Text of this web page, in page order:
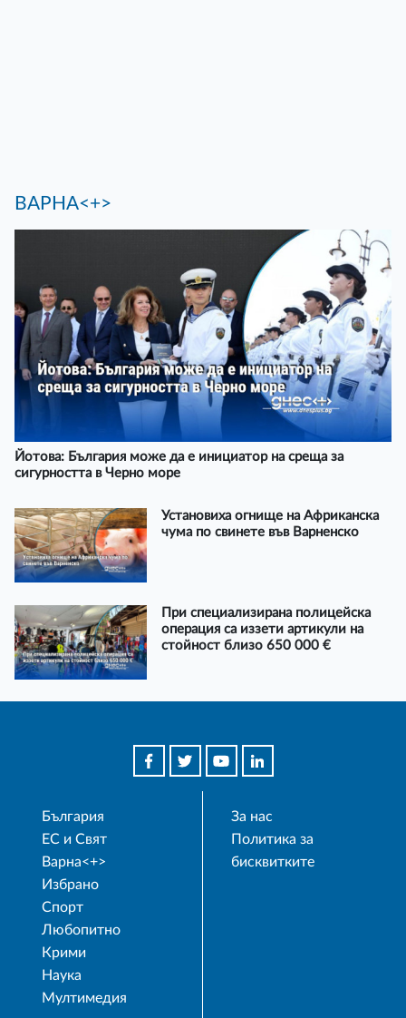
ВАРНА<+>
Йотова: България може да е инициатор на среща за
сигурността в Черно море
Установиха огнище на Африканска
чума по свинете във Варненско
При специализирана полицейска
операция са иззети артикули на
стойност близо 650 000 €
България
ЕС и Свят
Варна<+>
Избрано
Спорт
Любопитно
Крими
Наука
Мултимедия
За нас
Политика за
бисквитките